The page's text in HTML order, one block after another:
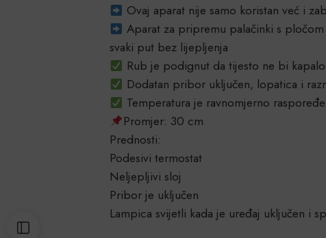
Ovaj aparat nije samo koristan već i
Aparat za pripremu palačinki s
svaki put bez lijepljenja
Rub je podignut da tijesto ne bi
Dodatan pribor uključen, lopatica i
Temperatura je ravnomjerno
Promjer: 30 cm
Prednosti:
Podesivi termostat
Neljepljivi sloj
Pribor je uključen
Lampica svijetli kada je uređaj uključen i